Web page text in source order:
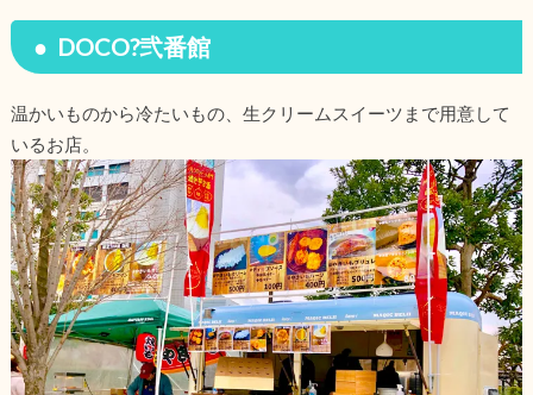
DOCO?弐番館
温かいものから冷たいもの、生クリームスイーツまで用意して
いるお店。